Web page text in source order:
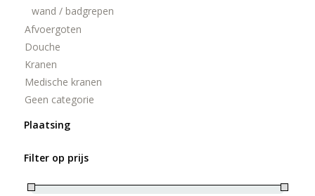
wand / badgrepen
Afvoergoten
Douche
Kranen
Medische kranen
Geen categorie
Plaatsing
Filter op prijs